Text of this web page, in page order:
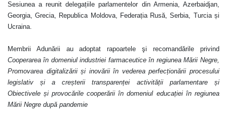
Sesiunea a reunit delegațiile parlamentelor din Armenia, Azerbaidjan,
Georgia, Grecia, Republica Moldova, Federația Rusă, Serbia, Turcia și
Ucraina.
Membrii Adunării au adoptat rapoartele şi recomandările privind
Cooperarea în domeniul industriei farmaceutice în regiunea Mării Negre,
Promovarea digitalizării și inovării în vederea perfecționării procesului
legislativ și a creșterii transparenței activității parlamentare și
Obiectivele și provocările cooperării în domeniul educației în regiunea
Mării Negre după pandemie